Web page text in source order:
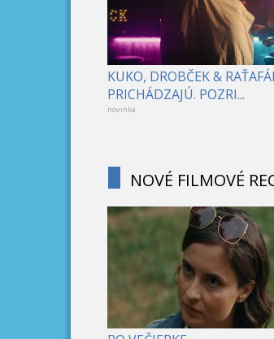
KUKO, DROBČEK &
PRICHÁDZAJÚ. POZRI...
novinka
NOVÉ FILMOVÉ